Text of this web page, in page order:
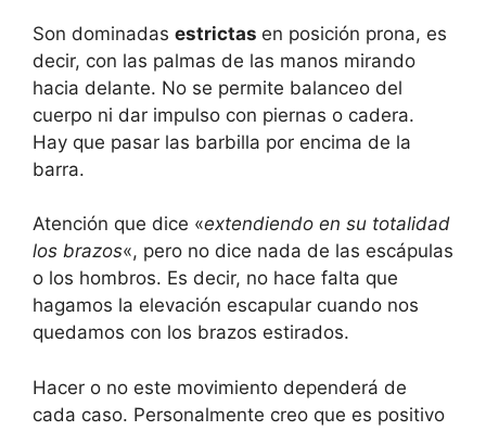
Son dominadas estrictas en posición prona, es
decir, con las palmas de las manos mirando
hacia delante. No se permite balanceo del
cuerpo ni dar impulso con piernas o cadera.
Hay que pasar las barbilla por encima de la
barra.
Atención que dice «extendiendo en su totalidad
los brazos«, pero no dice nada de las escápulas
o los hombros. Es decir, no hace falta que
hagamos la elevación escapular cuando nos
quedamos con los brazos estirados.
Hacer o no este movimiento dependerá de
cada caso. Personalmente creo que es positivo